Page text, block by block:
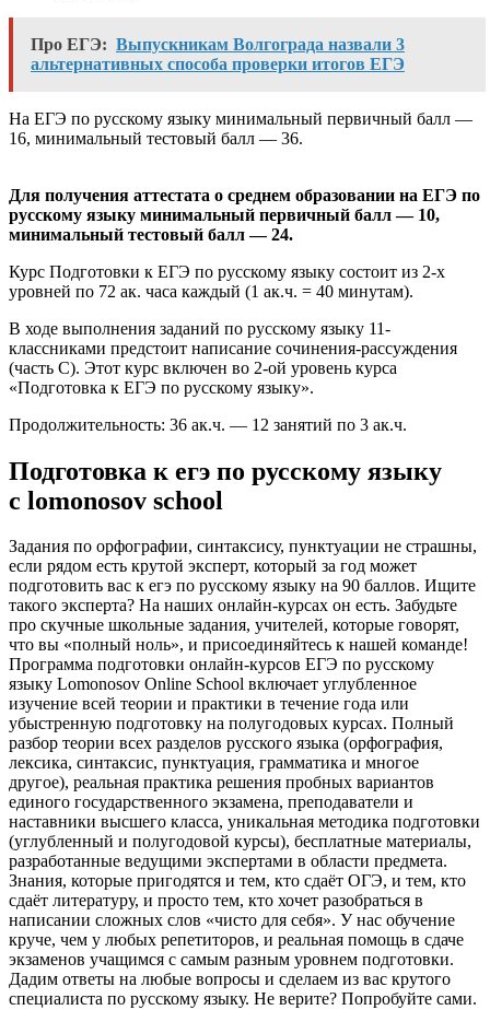
Про ЕГЭ: Выпускникам Волгограда назвали 3
альтернативных способа проверки итогов ЕГЭ
На ЕГЭ по русскому языку минимальный первичный балл —
16, минимальный тестовый балл — 36.
Для получения аттестата о среднем образовании на ЕГЭ по
русскому языку минимальный первичный балл — 10,
минимальный тестовый балл — 24.
Курс Подготовки к ЕГЭ по русскому языку состоит из 2-х
уровней по 72 ак. часа каждый (1 ак.ч. = 40 минутам).
В ходе выполнения заданий по русскому языку 11-
классниками предстоит написание сочинения-рассуждения
(часть С). Этот курс включен во 2-ой уровень курса
«Подготовка к ЕГЭ по русскому языку».
Продолжительность: 36 ак.ч. — 12 занятий по 3 ак.ч.
Подготовка к егэ по русскому языку
с lomonosov school
Задания по орфографии, синтаксису, пунктуации не страшны,
если рядом есть крутой эксперт, который за год может
подготовить вас к егэ по русскому языку на 90 баллов. Ищите
такого эксперта? На наших онлайн-курсах он есть. Забудьте
про скучные школьные задания, учителей, которые говорят,
что вы «полный ноль», и присоединяйтесь к нашей команде!
Программа подготовки онлайн-курсов ЕГЭ по русскому
языку Lomonosov Online School включает углубленное
изучение всей теории и практики в течение года или
убыстренную подготовку на полугодовых курсах. Полный
разбор теории всех разделов русского языка (орфография,
лексика, синтаксис, пунктуация, грамматика и многое
другое), реальная практика решения пробных вариантов
единого государственного экзамена, преподаватели и
наставники высшего класса, уникальная методика подготовки
(углубленный и полугодовой курсы), бесплатные материалы,
разработанные ведущими экспертами в области предмета.
Знания, которые пригодятся и тем, кто сдаёт ОГЭ, и тем, кто
сдаёт литературу, и просто тем, кто хочет разобраться в
написании сложных слов «чисто для себя». У нас обучение
круче, чем у любых репетиторов, и реальная помощь в сдаче
экзаменов учащимся с самым разным уровнем подготовки.
Дадим ответы на любые вопросы и сделаем из вас крутого
специалиста по русскому языку. Не верите? Попробуйте сами.